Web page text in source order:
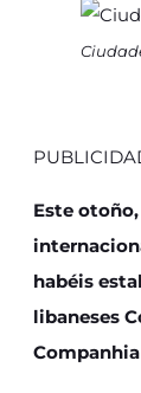
Este
habéis
libaneses